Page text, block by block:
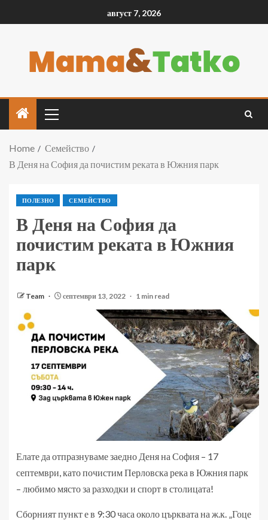
август 7, 2026
Home
Семейство
В Деня на София да почистим реката в Южния парк
ПОЛЕЗНО СЕМЕЙСТВО
В Деня на София да
почистим реката в Южния
парк
Team септември 13, 2022 1 min read
Елате да отпразнуваме заедно Деня на София – 17
септември, като почистим Перловска река в Южния парк
– любимо място за разходки и спорт в столицата!
Сборният пункт е в 9:30 часа около църквата на ж.к. „Гоце